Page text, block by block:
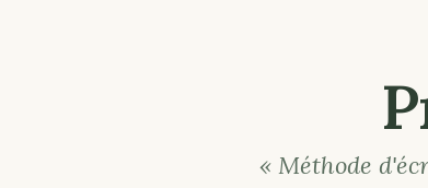
« Méthode